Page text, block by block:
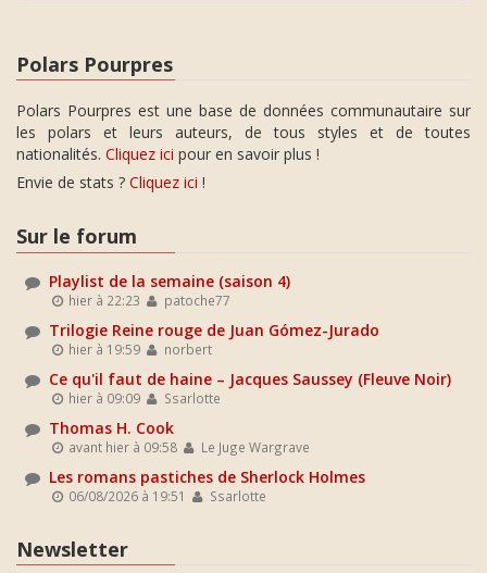
Polars Pourpres
Polars Pourpres est une base de données communautaire sur
les polars et leurs auteurs, de tous styles et de toutes
nationalités. Cliquez ici pour en savoir plus !
Envie de stats ? Cliquez ici !
Sur le forum
Playlist de la semaine (saison 4)
hier à 22:23 patoche77
Trilogie Reine rouge de Juan Gómez-Jurado
hier à 19:59 norbert
Ce qu'il faut de haine – Jacques Saussey (Fleuve Noir)
hier à 09:09 Ssarlotte
Thomas H. Cook
avant hier à 09:58 Le Juge Wargrave
Les romans pastiches de Sherlock Holmes
06/08/2026 à 19:51 Ssarlotte
Newsletter